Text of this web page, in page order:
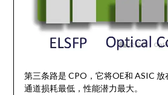
第三条路是 CPO，它将OE和 ASIC
通道损耗最低，性能潜力最大。